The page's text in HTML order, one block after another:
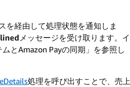
を経由して処理状態を通知しま
メッセージを受け取ります。イ
とAmazon Payの同期」を参照し
処理を呼び出すことで、売上